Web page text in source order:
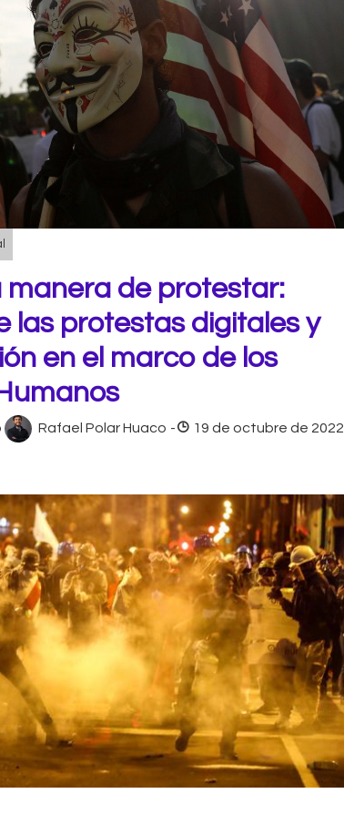
manera de protestar:
las protestas digitales y
en el marco de los
Rafael Polar Huaco -
19 de octubre de 2022